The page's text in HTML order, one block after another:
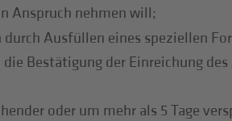
Anspruch nehmen will;
Ausfüllen eines speziellen
Bestätigung der Einreichung
oder um mehr als 5 Tage